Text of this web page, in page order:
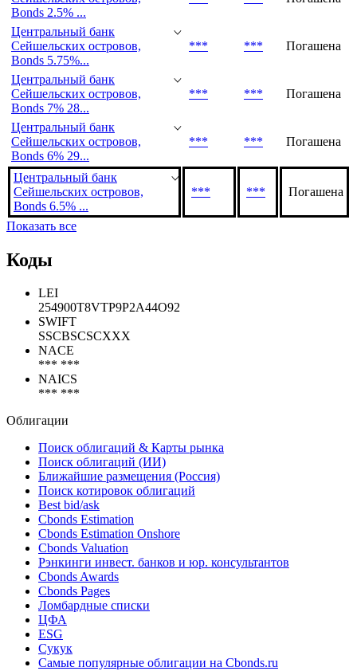
Bonds 2.5% ...
Центральный банк
Сейшельских островов,
Bonds 5.75%...
*** *** Погашена
Центральный банк
Сейшельских островов,
Bonds 7% 28...
*** *** Погашена
Центральный банк
Сейшельских островов,
Bonds 6% 29...
*** *** Погашена
Центральный банк
Сейшельских островов,
Bonds 6.5% ...
*** *** Погашена
Показать все
Коды
LEI
254900T8VTP9P2A44O92
SWIFT
SSCBSCSCXXX
NACE
*** ***
NAICS
*** ***
Облигации
Поиск облигаций & Карты рынка
Поиск облигаций (ИИ)
Ближайшие размещения (Россия)
Поиск котировок облигаций
Best bid/ask
Cbonds Estimation
Cbonds Estimation Onshore
Cbonds Valuation
Рэнкинги инвест. банков и юр. консультантов
Cbonds Awards
Cbonds Pages
Ломбардные списки
ЦФА
ESG
Сукук
Самые популярные облигации на Cbonds.ru